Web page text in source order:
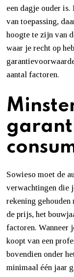
een dagje ouder
van toepassing,
hoogte te zijn van
waar je recht op
aantal factoren.
Sowieso moet de
verwachtingen die
rekening
de prijs, het
factoren. Wanneer
koopt van een
bovendien onder
minimaal één jaar